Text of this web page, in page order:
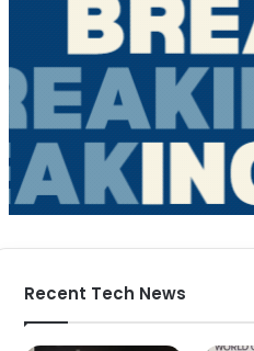
Recent Tech News